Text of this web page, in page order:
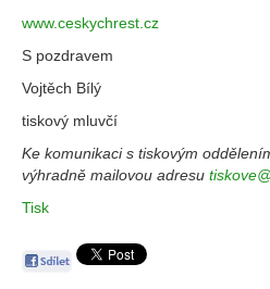
www.ceskychrest.cz
S pozdravem
Vojtěch Bílý
tiskový mluvčí
Ke komunikaci s tiskovým
výhradně mailovou adresu
Tisk